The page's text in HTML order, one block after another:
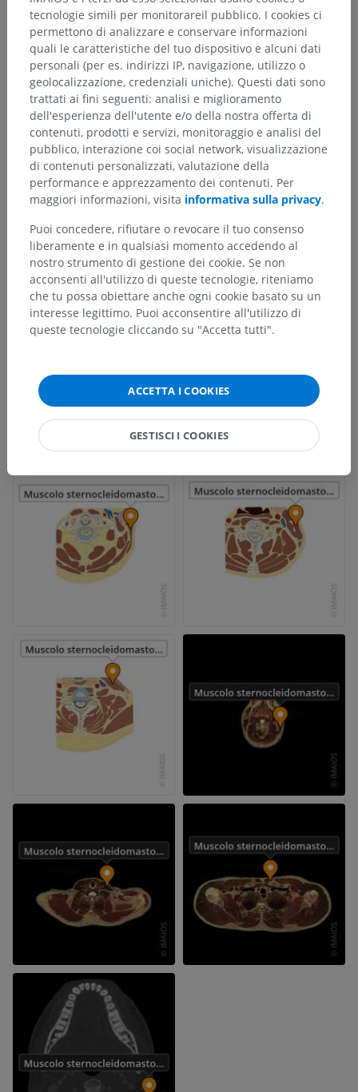
tecnologie simili per monitorareil pubblico. I cookies ci
permettono di analizzare e conservare informazioni
quali le caratteristiche del tuo dispositivo e alcuni dati
personali (per es. indirizzi IP, navigazione, utilizzo o
geolocalizzazione, credenziali uniche). Questi dati sono
trattati ai fini seguenti: analisi e miglioramento
dell'esperienza dell'utente e/o della nostra offerta di
contenuti, prodotti e servizi, monitoraggio e analisi del
pubblico, interazione coi social network, visualizzazione
di contenuti personalizzati, valutazione della
performance e apprezzamento dei contenuti. Per
maggiori informazioni, visita informativa sulla privacy.
Puoi concedere, rifiutare o revocare il tuo consenso
liberamente e in qualsiasi momento accedendo al
nostro strumento di gestione dei cookie. Se non
acconsenti all'utilizzo di queste tecnologie, riteniamo
che tu possa obiettare anche ogni cookie basato su un
interesse legittimo. Puoi acconsentire all'utilizzo di
queste tecnologie cliccando su "Accetta tutti".
ACCETTA I COOKIES
GESTISCI I COOKIES